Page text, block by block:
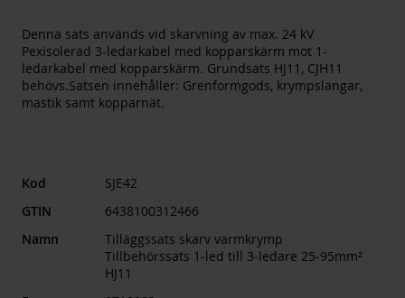
Denna sats används vid skarvning av max. 24 kV
Pexisolerad 3-ledarkabel med kopparskärm mot 1-
ledarkabel med kopparskärm. Grundsats HJ11, CJH11
behövs.Satsen innehåller: Grenformgods, krympslangar,
mastik samt kopparnät.
Kod
SJE42
GTIN
6438100312466
Namn
Tilläggssats skarv varmkrymp
Tillbehörssats 1-led till 3-ledare 25-95mm²
HJ11